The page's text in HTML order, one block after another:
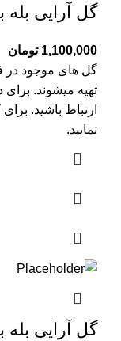
گل آرایی بله
1,100,000 تومان
گل های موجود در
تهیه میشوند.
ارتباط باشید.
نمایید.
گل آرایی بله